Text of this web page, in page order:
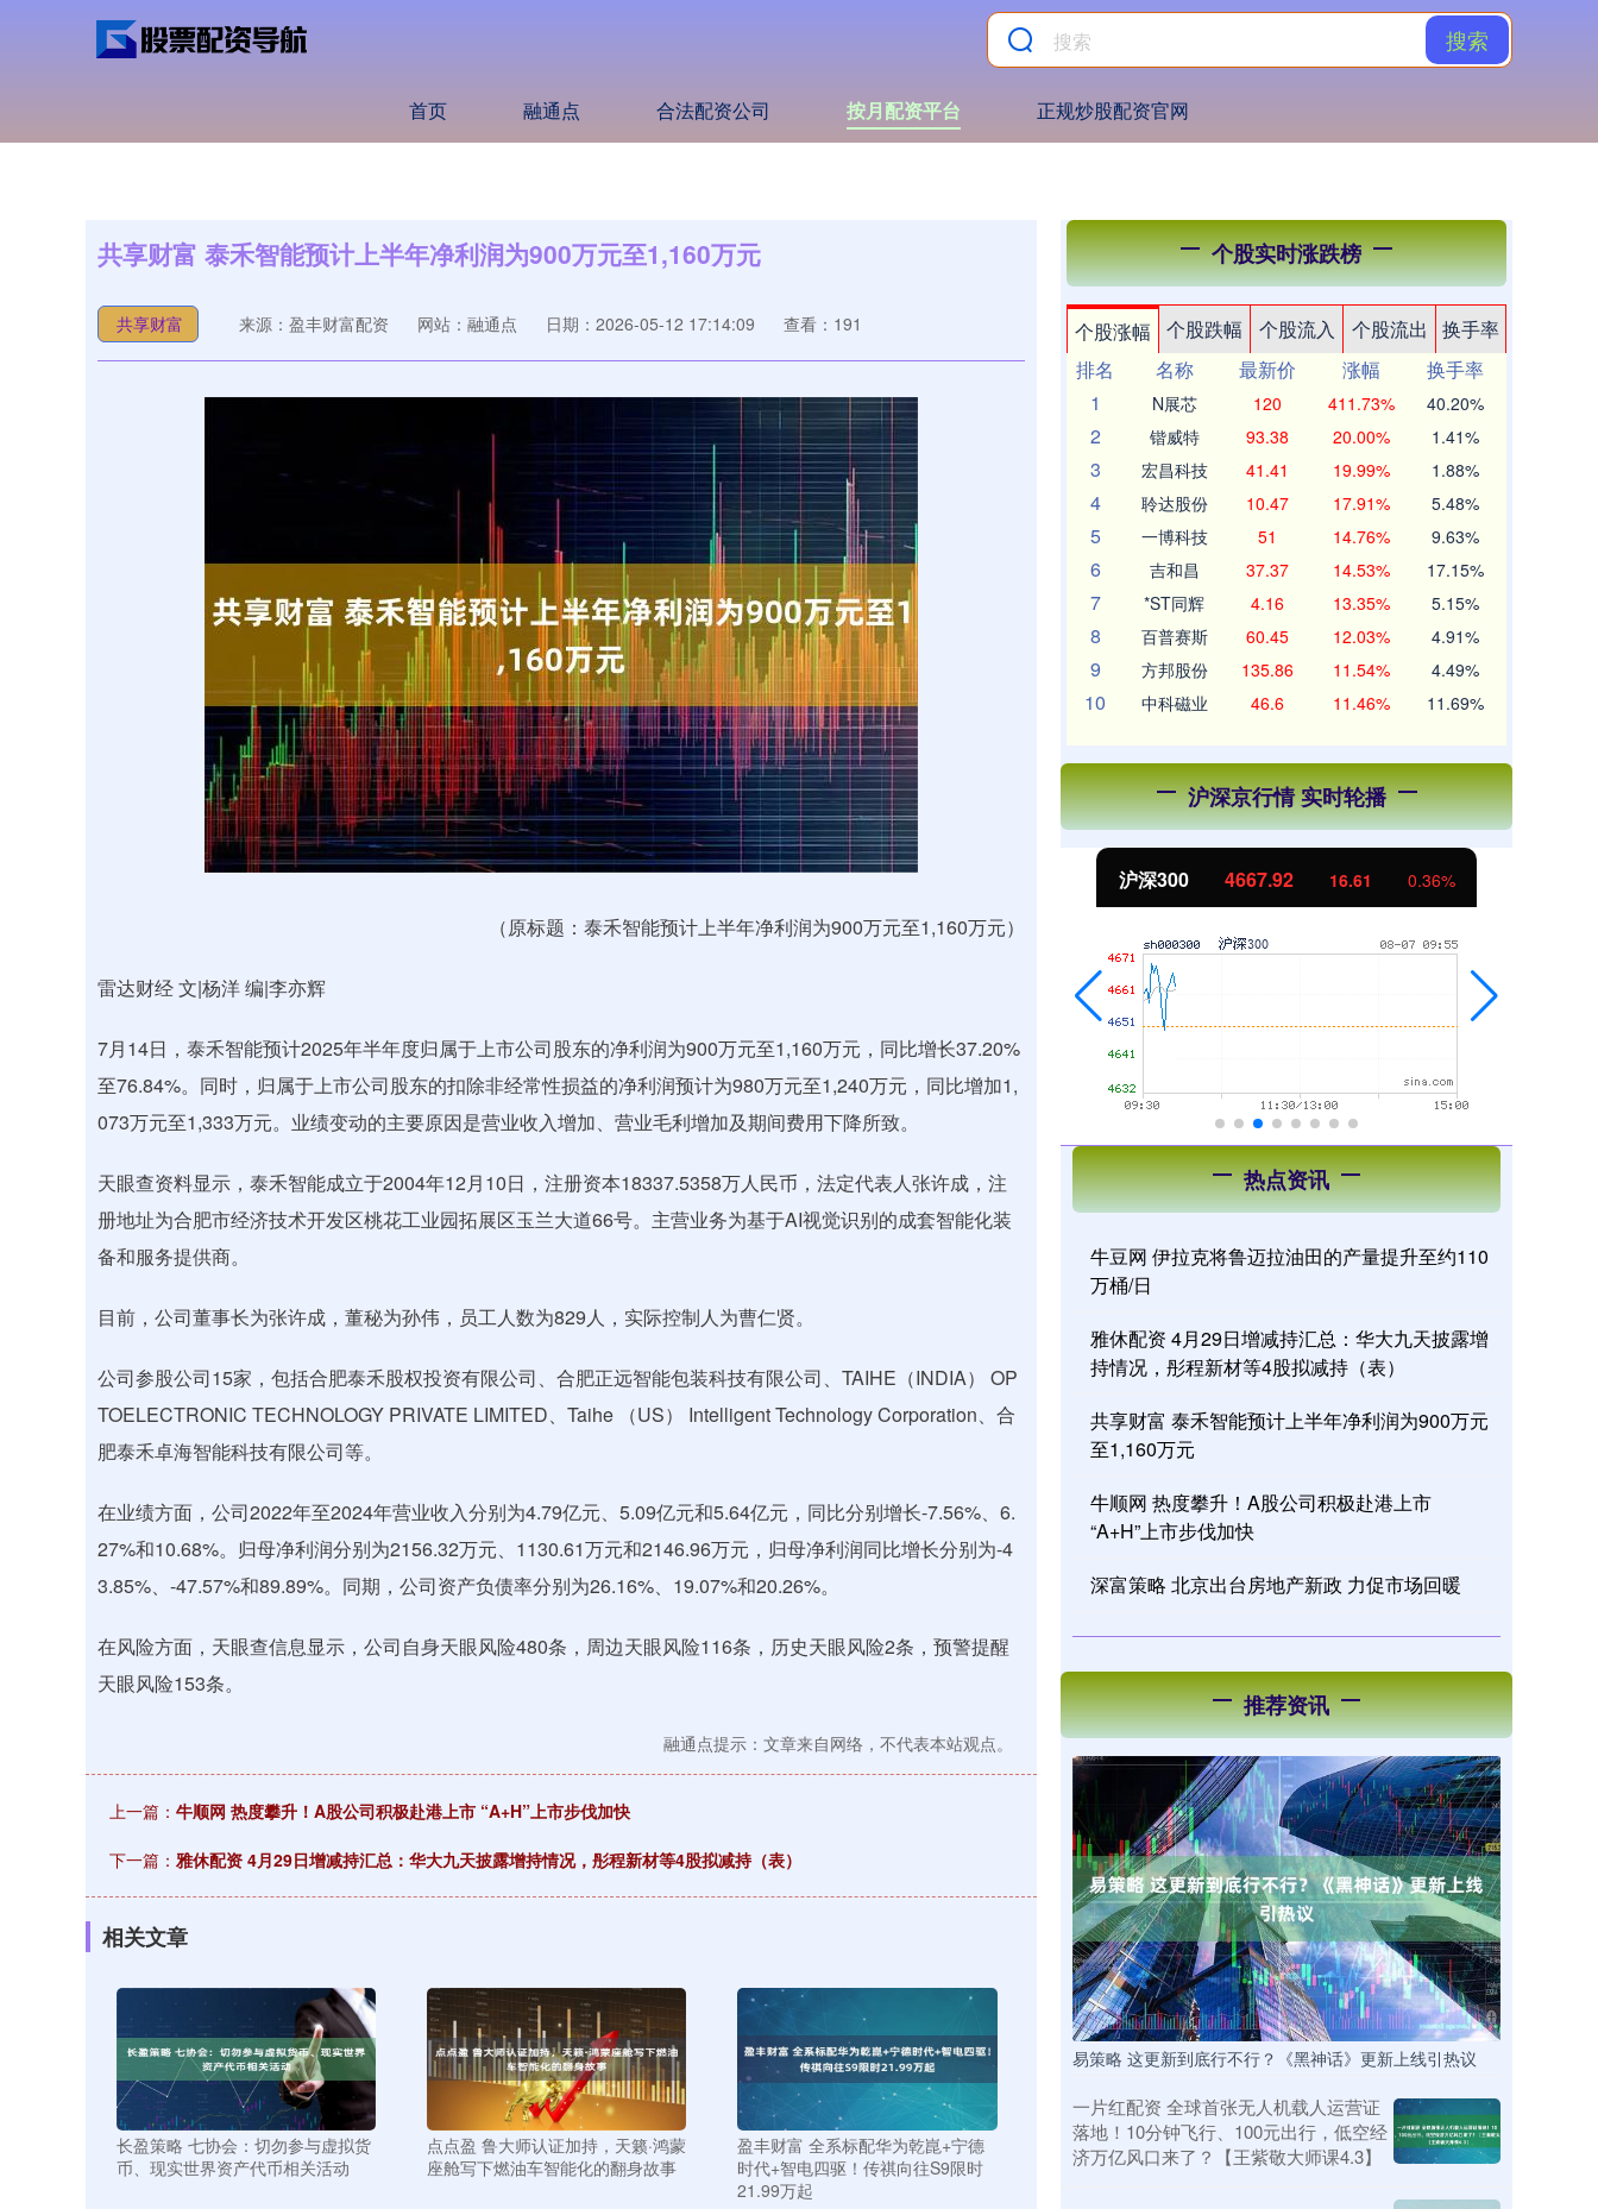
搜索
首页 融通点 合法配资公司 按月配资平台 正规炒股配资官网
共享财富 泰禾智能预计上半年净利润为900万元至1,160万元
共享财富 来源：盈丰财富配资 网站：融通点 日期：2026-05-12 17:14:09 查看：191
（原标题：泰禾智能预计上半年净利润为900万元至1,160万元）
雷达财经 文|杨洋 编|李亦辉
7月14日，泰禾智能预计2025年半年度归属于上市公司股东的净利润为900万元至1,160万元，同比增长37.20%
至76.84%。同时，归属于上市公司股东的扣除非经常性损益的净利润预计为980万元至1,240万元，同比增加1,
073万元至1,333万元。业绩变动的主要原因是营业收入增加、营业毛利增加及期间费用下降所致。
天眼查资料显示，泰禾智能成立于2004年12月10日，注册资本18337.5358万人民币，法定代表人张许成，注
册地址为合肥市经济技术开发区桃花工业园拓展区玉兰大道66号。主营业务为基于AI视觉识别的成套智能化装
备和服务提供商。
目前，公司董事长为张许成，董秘为孙伟，员工人数为829人，实际控制人为曹仁贤。
公司参股公司15家，包括合肥泰禾股权投资有限公司、合肥正远智能包装科技有限公司、TAIHE（INDIA） OP
TOELECTRONIC TECHNOLOGY PRIVATE LIMITED、Taihe （US） Intelligent Technology Corporation、合
肥泰禾卓海智能科技有限公司等。
在业绩方面，公司2022年至2024年营业收入分别为4.79亿元、5.09亿元和5.64亿元，同比分别增长-7.56%、6.
27%和10.68%。归母净利润分别为2156.32万元、1130.61万元和2146.96万元，归母净利润同比增长分别为-4
3.85%、-47.57%和89.89%。同期，公司资产负债率分别为26.16%、19.07%和20.26%。
在风险方面，天眼查信息显示，公司自身天眼风险480条，周边天眼风险116条，历史天眼风险2条，预警提醒
天眼风险153条。
融通点提示：文章来自网络，不代表本站观点。
上一篇： 牛顺网 热度攀升！A股公司积极赴港上市 “A+H”上市步伐加快
下一篇： 雅休配资 4月29日增减持汇总：华大九天披露增持情况，彤程新材等4股拟减持（表）
相关文章
长盈策略 七协会：切勿参与虚拟货
币、现实世界资产代币相关活动
点点盈 鲁大师认证加持，天籁·鸿蒙
座舱写下燃油车智能化的翻身故事
盈丰财富 全系标配华为乾崑+宁德
时代+智电四驱！传祺向往S9限时
21.99万起
个股实时涨跌榜
个股涨幅 个股跌幅 个股流入 个股流出
换手率
排名
名称 最新价 涨幅
换手率
1
N展芯 120 411.73% 40.20%
2 锴威特 93.38 20.00% 1.41%
3 宏昌科技 41.41 19.99% 1.88%
4 聆达股份 10.47 17.91% 5.48%
5 一博科技 51 14.76% 9.63%
6 吉和昌 37.37 14.53% 17.15%
7 *ST同辉 4.16 13.35% 5.15%
8 百普赛斯 60.45 12.03% 4.91%
9 方邦股份 135.86 11.54% 4.49%
10 中科磁业 46.6 11.46% 11.69%
沪深京行情 实时轮播
3898.85 -1.50 -0.04% 深证成指 14150.66 40.54 0.29% 4667.92 16.61 0.36%
热点资讯
牛豆网 伊拉克将鲁迈拉油田的产量提升至约110
万桶/日
雅休配资 4月29日增减持汇总：华大九天披露增
持情况，彤程新材等4股拟减持（表）
共享财富 泰禾智能预计上半年净利润为900万元
至1,160万元
牛顺网 热度攀升！A股公司积极赴港上市
“A+H”上市步伐加快
深富策略 北京出台房地产新政 力促市场回暖
推荐资讯
易策略 这更新到底行不行？《黑神话》更新上线引热议
一片红配资 全球首张无人机载人运营证
落地！10分钟飞行、100元出行，低空经
济万亿风口来了？【王紫敬大师课4.3】